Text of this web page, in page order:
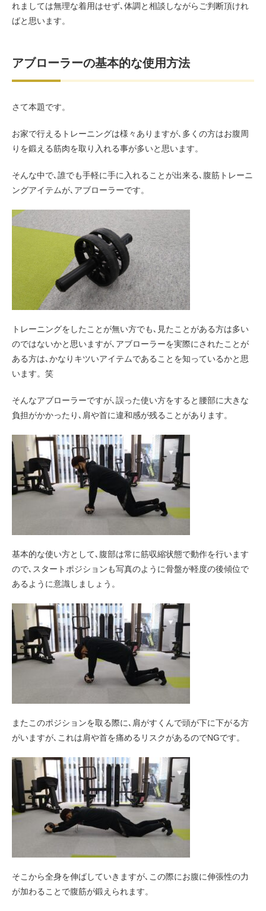
れましては無理な着用はせず､体調と相談しながらご判断頂けれ
ばと思います。
アブローラーの基本的な使用方法
さて本題です。
お家で行えるトレーニングは様々ありますが､多くの方はお腹周
りを鍛える筋肉を取り入れる事が多いと思います。
そんな中で､誰でも手軽に手に入れることが出来る､腹筋トレーニ
ングアイテムが､アブローラーです。
トレーニングをしたことが無い方でも､見たことがある方は多い
のではないかと思いますが､アブローラーを実際にされたことが
ある方は､かなりキツいアイテムであることを知っているかと思
います。笑
そんなアブローラーですが､誤った使い方をすると腰部に大きな
負担がかかったり､肩や首に違和感が残ることがあります。
基本的な使い方として､腹部は常に筋収縮状態で動作を行います
ので､スタートポジションも写真のように骨盤が軽度の後傾位で
あるように意識しましょう。
またこのポジションを取る際に､肩がすくんで頭が下に下がる方
がいますが､これは肩や首を痛めるリスクがあるのでNGです。
そこから全身を伸ばしていきますが､この際にお腹に伸張性の力
が加わることで腹筋が鍛えられます。